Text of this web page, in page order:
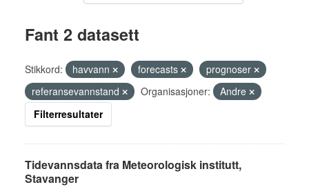
Fant 2 datasett
Stikkord: havvann forecasts
prognoser
referansevannstand
Organisasjoner:
Andre
Filterresultater
Tidevannsdata fra Meteorologisk institutt,
Stavanger